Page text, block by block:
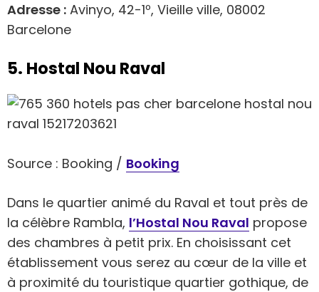
Adresse : Avinyo, 42-1º, Vieille ville, 08002
Barcelone
5. Hostal Nou Raval
Source : Booking / Booking
Dans le quartier animé du Raval et tout près de
la célèbre Rambla, l’Hostal Nou Raval propose
des chambres à petit prix. En choisissant cet
établissement vous serez au cœur de la ville et
à proximité du touristique quartier gothique, de